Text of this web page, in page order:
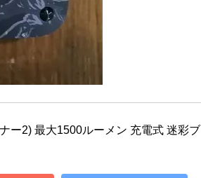
ー2) 最大1500ルーメン 充電式 迷彩ブ